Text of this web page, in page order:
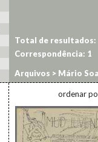
Total de resultados:
Correspondência: 1
Arquivos > Mário
Organismos
ordenar